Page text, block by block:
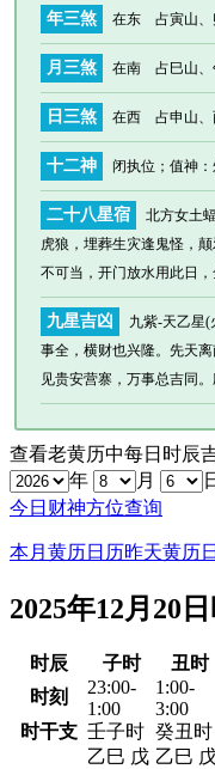
年三煞 在东 占寅山、
月三煞 在南 占巳山、
日三煞 在西 占申山、
十二神 闭执位 ；值神
二十八星宿
北方女土
虎狼，埋葬生灾逢鬼怪，
不可当，开门放水用此日，
九星吉凶
九紫-天乙星
事全，横财也兴隆。先天
见贵安营寨，万事总吉同
查看老黄历中每日时辰
年
月
今日财神方位查询
本月黄历日历昨天黄历
2025年12月20
时辰 子时 丑时
时刻
23:00-
1:00
1:00-
3:00
时干支 壬子时 癸丑时
乙巳 戊 乙巳